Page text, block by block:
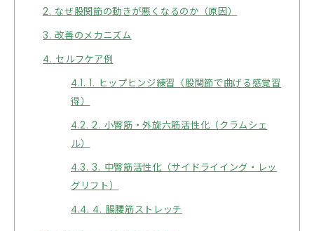
2. なぜ股関節の動きが悪くなるのか（原因）
3. 改善のメカニズム
4. セルフケア例
4.1. 1. ヒップヒンジ練習（股関節で曲げる感覚習
得）
4.2. 2. 小臀筋・外旋六筋活性化（クラムシェ
ル）
4.3. 3. 中臀筋活性化（サイドライイング・レッ
グリフト）
4.4. 4. 腸腰筋ストレッチ